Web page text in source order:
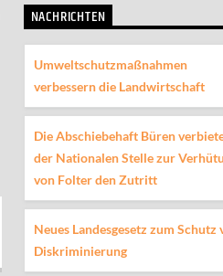
NACHRICHTEN
Umweltschutzmaßnahmen
verbessern die Landwirtschaft
Die Abschiebehaft Büren
der Nationalen Stelle zur
von Folter den Zutritt
Neues Landesgesetz zum Schutz
Diskriminierung